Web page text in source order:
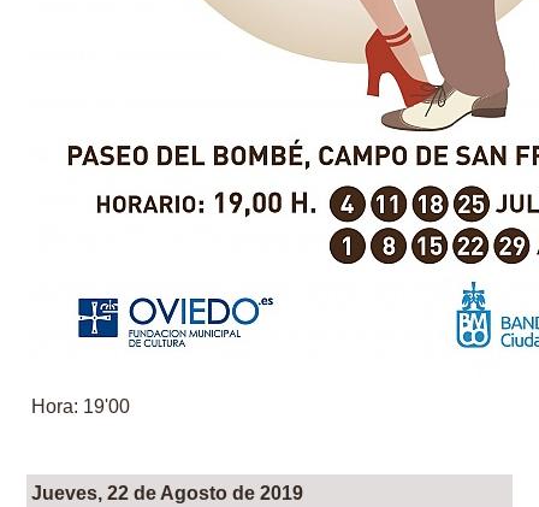
Hora: 19'00
Jueves, 22 de Agosto de 2019